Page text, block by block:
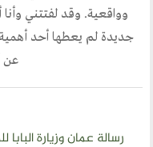
وواقعية. وقد لفتتني
جديدة لم يعطها أحد
عن
رسالة عمان وزيارة